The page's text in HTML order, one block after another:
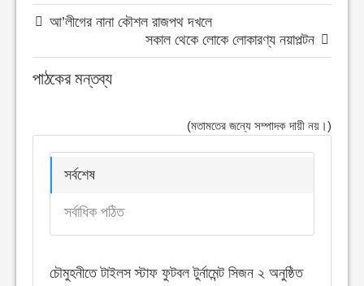
আ’লীগের নানা কৌশল রাজপথ দখলে
সকাল থেকে লোকে লোকারণ্য নয়াপল্টন
পাঠকের মন্তব্য
(মতামতের জন্যে সম্পাদক দায়ী নয়।)
সর্বশেষ
সর্বাধিক পঠিত
চৌমুহনীতে টাইলস স্টাফ ফুটবল টুর্নামেন্ট সিজন ২ অনুষ্ঠিত